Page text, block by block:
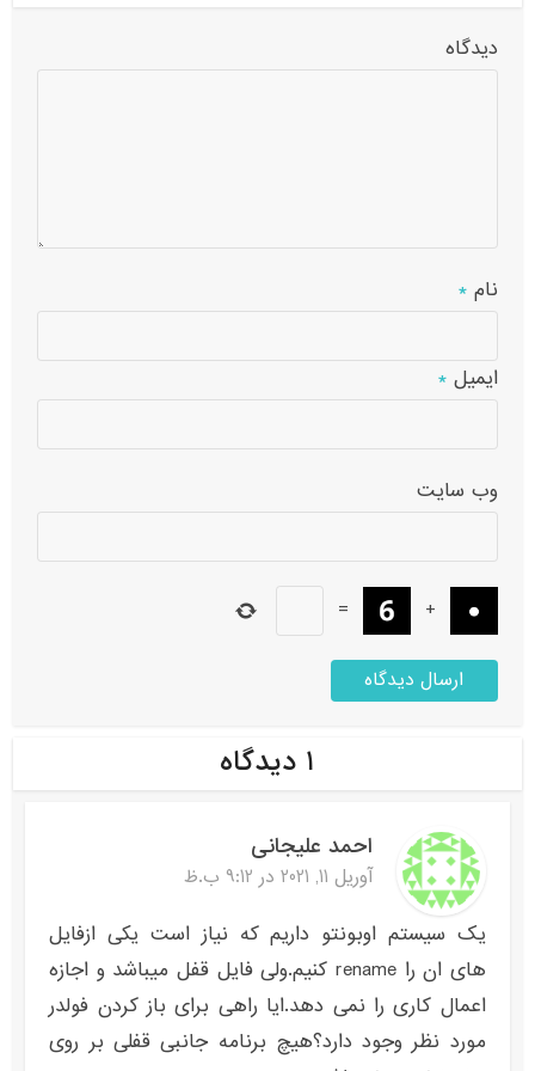
دیدگاه
نام*
ایمیل*
وب‌ سایت
+
=
۱ دیدگاه
احمد علیجانی
آوریل 11, 2021 در 9:12 ب.ظ
یک سیستم اوبونتو داریم که نیاز است یکی ازفایل
های ان را rename کنیم.ولی فایل قفل میباشد و اجازه
اعمال کاری را نمی دهد.ایا راهی برای باز کردن فولدر
مورد نظر وجود دارد؟هیچ برنامه جانبی قفلی بر روی